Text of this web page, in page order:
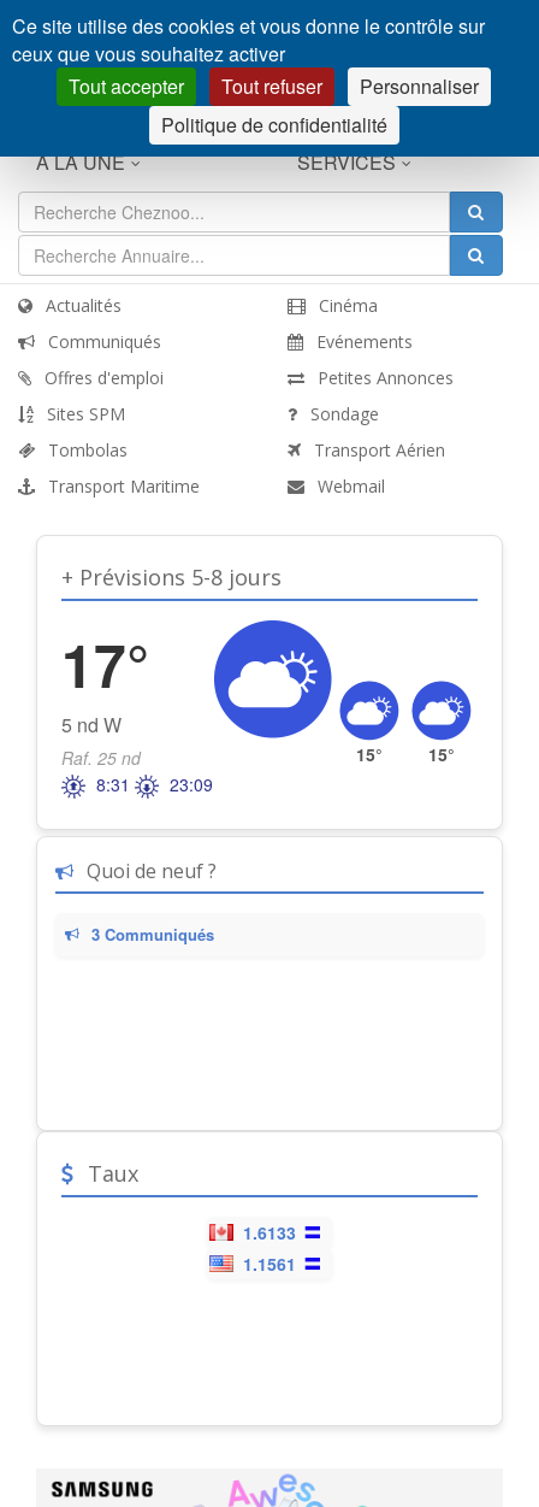
NOUS CONTACTER INSCRIPTION CONNEXION
À LA UNE SERVICES
Actualités
Cinéma
Communiqués
Evénements
Offres d'emploi
Petites Annonces
Sites SPM
Sondage
Tombolas
Transport Aérien
Transport Maritime
Webmail
+ Prévisions 5-8 jours
17°
5 nd W
Raf. 25 nd
8:31
23:09
15° 15°
Quoi de neuf ?
3 Communiqués
Taux
1.6133
1.1561
Ce site utilise des cookies et vous donne le contrôle sur
ceux que vous souhaitez activer
Tout accepter
Tout refuser
Personnaliser
Politique de confidentialité